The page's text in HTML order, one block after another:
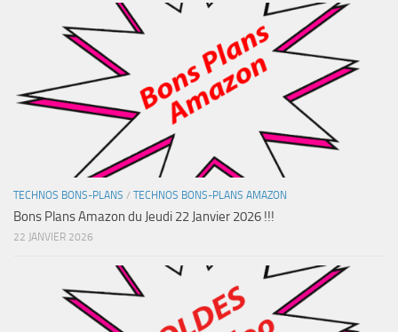
TECHNOS BONS-PLANS / TECHNOS BONS-PLANS AMAZON
Bons Plans Amazon du Jeudi 22 Janvier 2026 !!!
22 JANVIER 2026